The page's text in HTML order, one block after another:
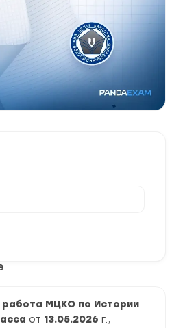
работа МЦКО по Истории
от 13.05.2026 г.,